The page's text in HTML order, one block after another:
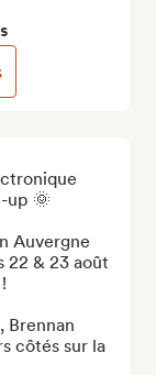
up 🌞
Auvergne
22 & 23 août
Brennan
côtés sur la